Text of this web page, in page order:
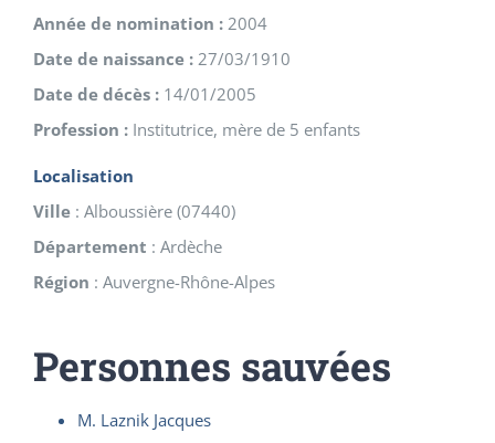
Année de nomination : 2004
Date de naissance : 27/03/1910
Date de décès : 14/01/2005
Profession : Institutrice, mère de 5 enfants
Localisation
Ville : Alboussière (07440)
Département : Ardèche
Région : Auvergne-Rhône-Alpes
Personnes sauvées
M. Laznik Jacques